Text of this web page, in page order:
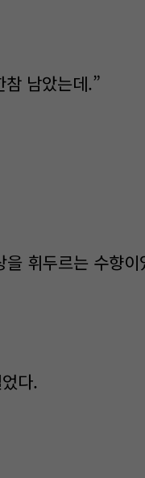
남았는데.”
휘두르는 수향이
다.